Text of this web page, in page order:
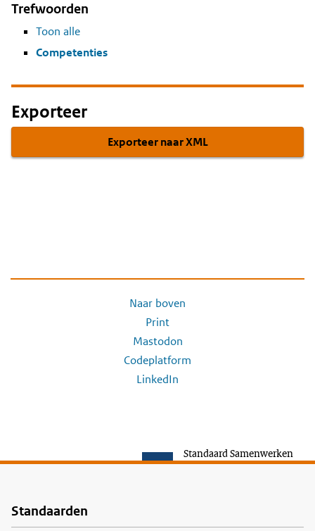
Trefwoorden
Toon alle
Competenties
Exporteer
Exporteer naar XML
Naar boven
Print
Mastodon
Codeplatform
LinkedIn
Standaard Samenwerken
Voet
Standaarden